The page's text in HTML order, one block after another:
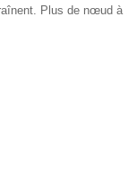
Plus de nœud à